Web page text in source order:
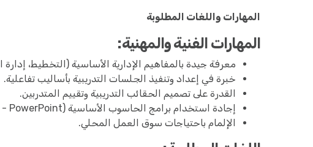
المهارات واللغات المطلوبة
المهارات الفنية والمهنية:
معرفة جيدة بالمفاهيم الإدارية الأساسية (التخطيط،
خبرة في إعداد وتنفيذ الجلسات التدريبية بأساليب تفاعلية.
القدرة على تصميم الحقائب التدريبية وتقييم المتدربين.
إجادة استخدام برامج الحاسوب الأساسية (Word - Excel - PowerPoint).
الإلمام باحتياجات سوق العمل المحلي.